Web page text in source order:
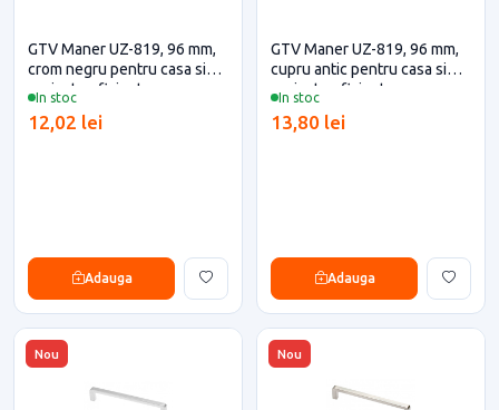
In stoc
GTV Maner UZ-819, 96 mm,
crom negru pentru casa si
proiecte eficiente
12,02 lei
Adauga
In stoc
GTV Maner UZ-819, 96 mm,
cupru antic pentru casa si
proiecte eficiente
13,80 lei
Adauga
Nou Nou